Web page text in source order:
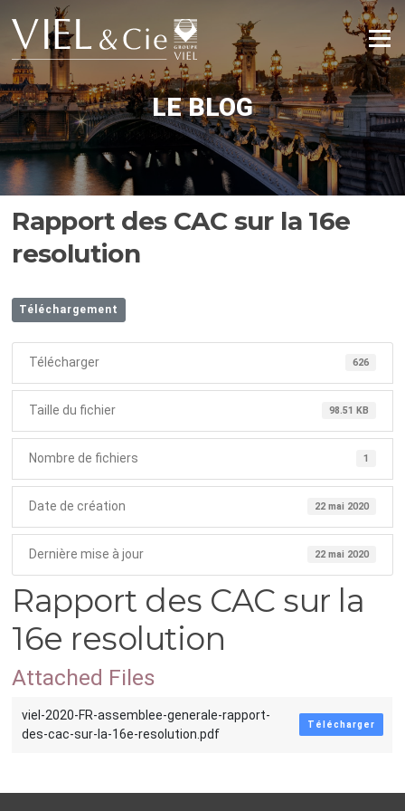
contenu
Menu
LE BLOG
Rapport des CAC sur la 16e
resolution
Téléchargement
Télécharger 626
Taille du fichier 98.51 KB
Nombre de fichiers 1
Date de création 22 mai 2020
Dernière mise à jour 22 mai 2020
Rapport des CAC sur la
16e resolution
Attached Files
viel-2020-FR-assemblee-generale-rapport-
des-cac-sur-la-16e-resolution.pdf
Télécharger